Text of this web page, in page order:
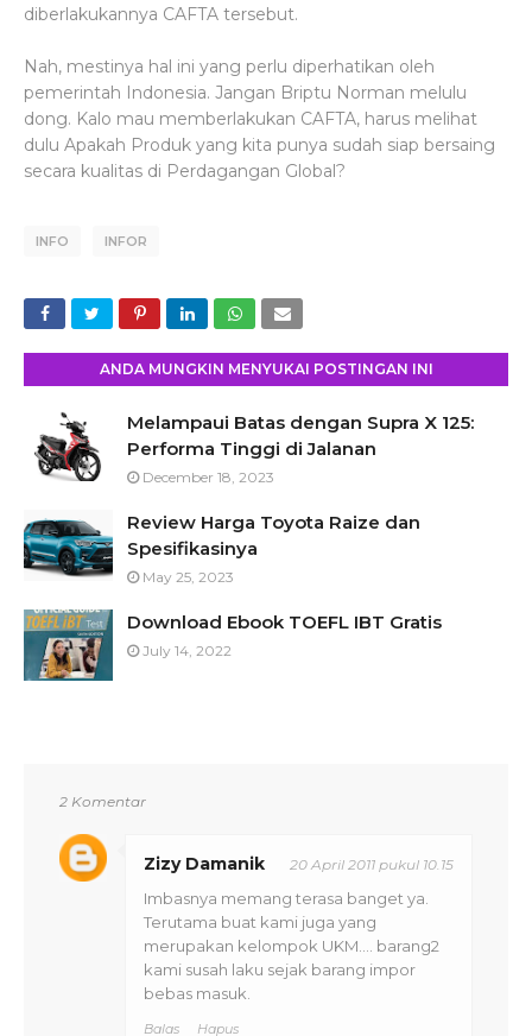
diberlakukannya CAFTA tersebut.
Nah, mestinya hal ini yang perlu diperhatikan oleh
pemerintah Indonesia. Jangan Briptu Norman melulu
dong. Kalo mau memberlakukan CAFTA, harus melihat
dulu Apakah Produk yang kita punya sudah siap bersaing
secara kualitas di Perdagangan Global?
INFO INFOR
ANDA MUNGKIN MENYUKAI POSTINGAN INI
Melampaui Batas dengan Supra X 125:
Performa Tinggi di Jalanan
December 18, 2023
Review Harga Toyota Raize dan
Spesifikasinya
May 25, 2023
Download Ebook TOEFL IBT Gratis
July 14, 2022
2 Komentar
Zizy Damanik 20 April 2011 pukul 10.15
Imbasnya memang terasa banget ya.
Terutama buat kami juga yang
merupakan kelompok UKM.... barang2
kami susah laku sejak barang impor
bebas masuk.
Balas Hapus